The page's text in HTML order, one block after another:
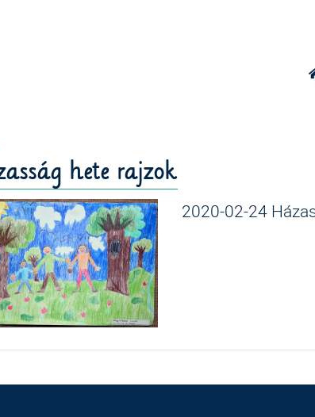
hete rajzok
2020-02-24